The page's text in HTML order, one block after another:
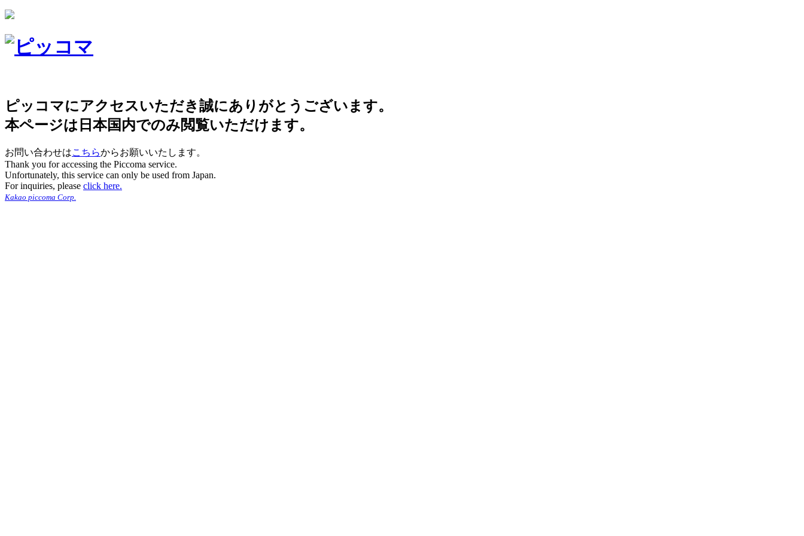
ピッコマにアクセスいただき誠にありがとうございます。
本ページは日本国内でのみ閲覧いただけます。
お問い合わせはこちらからお願いいたします。
Thank you for accessing the Piccoma service.
Unfortunately, this service can only be used from Japan.
For inquiries, please click here.
Kakao piccoma Corp.